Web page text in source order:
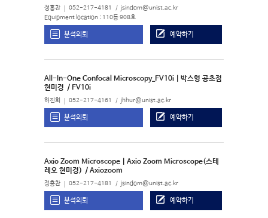
정홍찬 052-217-4181 jsindom@unist.ac.kr
Equipment location : 110동 908호
분석의뢰 예약하기
All-In-One Confocal Microscopy_FV10i | 박스형 공초점
현미경 / FV10i
허진회 052-217-4161 jhhur@unist.ac.kr
분석의뢰 예약하기
Axio Zoom Microscope | Axio Zoom Microscope(스테
레오 현미경) / Axiozoom
정홍찬 052-217-4181 jsindom@unist.ac.kr
분석의뢰 예약하기